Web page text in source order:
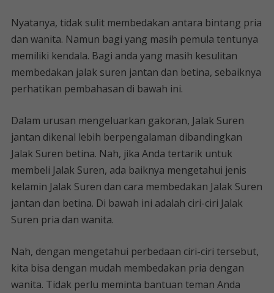
Nyatanya, tidak sulit membedakan antara bintang pria
dan wanita. Namun bagi yang masih pemula tentunya
memiliki kendala. Bagi anda yang masih kesulitan
membedakan jalak suren jantan dan betina, sebaiknya
perhatikan pembahasan di bawah ini.
Dalam urusan mengeluarkan gakoran, Jalak Suren
jantan dikenal lebih berpengalaman dibandingkan
Jalak Suren betina. Nah, jika Anda tertarik untuk
membeli Jalak Suren, ada baiknya mengetahui jenis
kelamin Jalak Suren dan cara membedakan Jalak Suren
jantan dan betina. Di bawah ini adalah ciri-ciri Jalak
Suren pria dan wanita.
Nah, dengan mengetahui perbedaan ciri-ciri tersebut,
kita bisa dengan mudah membedakan pria dengan
wanita. Tidak perlu meminta bantuan teman Anda